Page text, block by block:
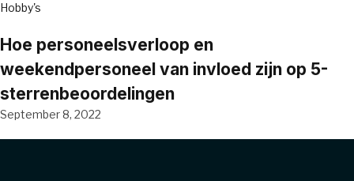
Hobby's
Hoe personeelsverloop en
weekendpersoneel van invloed zijn op 5-
sterrenbeoordelingen
September 8, 2022